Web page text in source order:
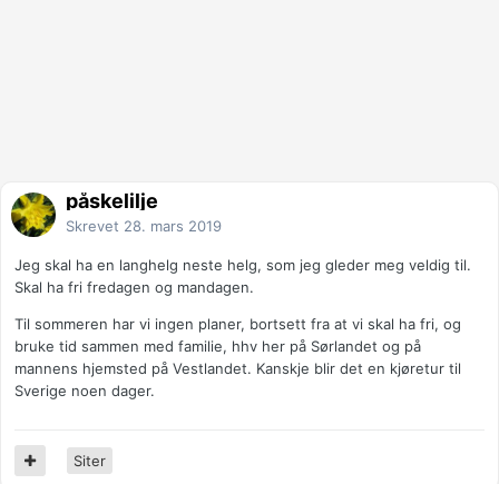
påskelilje
Skrevet 28. mars 2019
Jeg skal ha en langhelg neste helg, som jeg gleder meg veldig til.
Skal ha fri fredagen og mandagen.
Til sommeren har vi ingen planer, bortsett fra at vi skal ha fri, og
bruke tid sammen med familie, hhv her på Sørlandet og på
mannens hjemsted på Vestlandet. Kanskje blir det en kjøretur til
Sverige noen dager.
Siter